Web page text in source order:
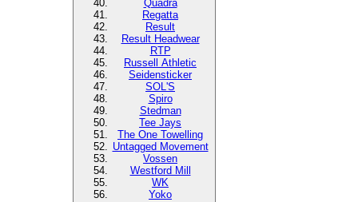
Quadra
Regatta
Result
Result Headwear
RTP
Russell Athletic
Seidensticker
SOL'S
Spiro
Stedman
Tee Jays
The One Towelling
Untagged Movement
Vossen
Westford Mill
WK
Yoko